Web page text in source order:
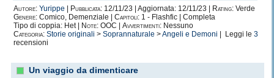
Autore: Yurippe Pubblicata: 12/11/23 | Aggiornata: 12/11/23 | Rating: Verde
Genere: Comico, Demenziale | Capitoli: 1 - Flashfic | Completa
Tipo di coppia: Het |
Note: OOC | Avvertimenti: Nessuno
Categoria: Storie originali > Soprannaturale >Angeli e Demoni | Leggi le 3
recensioni
Un viaggio da dimenticare